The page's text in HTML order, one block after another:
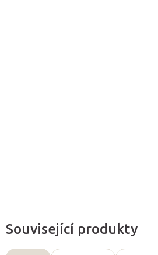
Související produkty